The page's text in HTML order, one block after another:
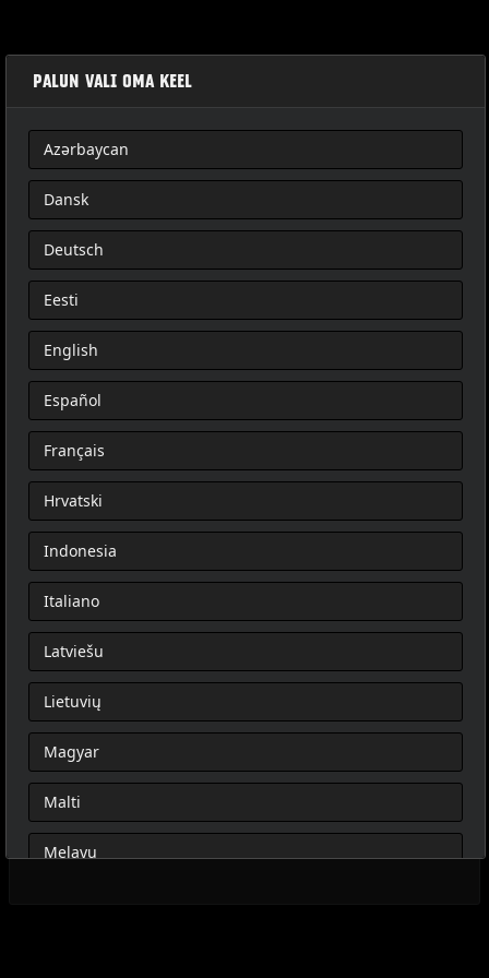
OVERWATCH THROW-OVER SADELVÄSKOR
PALUN VALI OMA KEEL
Azərbaycan
Dansk
Deutsch
Eesti
English
Español
Français
Hrvatski
Indonesia
Italiano
Latviešu
Lietuvių
Magyar
Malti
Melayu